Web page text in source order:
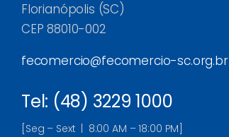
Florianópolis (SC)
CEP 88010-002
fecomercio@fecomercio-sc.org.br
Tel: (48) 3229 1000
[Seg – Sext | 8:00 AM – 18:00 PM]